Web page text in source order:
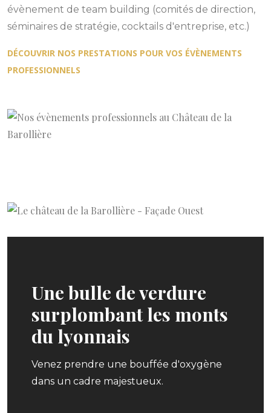
évènement de team building (comités de direction,
séminaires de stratégie, cocktails d'entreprise, etc.)
DÉCOUVRIR NOS PRESTATIONS POUR VOS ÉVÈNEMENTS
PROFESSIONNELS
Une bulle de verdure
surplombant les monts
du lyonnais
Venez prendre une bouffée d'oxygène
dans un cadre majestueux.